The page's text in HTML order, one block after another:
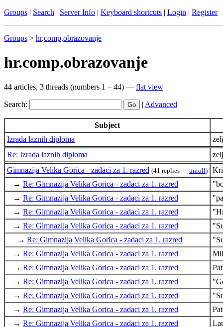
Groups | Search | Server Info | Keyboard shortcuts | Login | Register
Groups > hr.comp.obrazovanje
hr.comp.obrazovanje
44 articles, 3 threads (numbers 1 – 44) — flat view
Search: | Advanced
Subject
Izrada laznih diploma
Re: Izrada laznih diploma
Gimnazija Velika Gorica - zadaci za 1. razred (41 replies — unroll)
→ Re: Gimnazija Velika Gorica - zadaci za 1. razred
→ Re: Gimnazija Velika Gorica - zadaci za 1. razred
→ Re: Gimnazija Velika Gorica - zadaci za 1. razred
→ Re: Gimnazija Velika Gorica - zadaci za 1. razred
→ Re: Gimnazija Velika Gorica - zadaci za 1. razred
→ Re: Gimnazija Velika Gorica - zadaci za 1. razred
→ Re: Gimnazija Velika Gorica - zadaci za 1. razred
→ Re: Gimnazija Velika Gorica - zadaci za 1. razred
→ Re: Gimnazija Velika Gorica - zadaci za 1. razred
→ Re: Gimnazija Velika Gorica - zadaci za 1. razred
→ Re: Gimnazija Velika Gorica - zadaci za 1. razred